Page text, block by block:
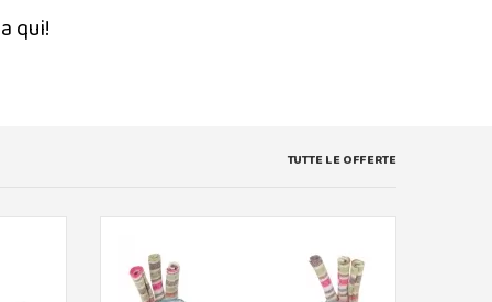
qui!
TUTTE LE OFFERTE